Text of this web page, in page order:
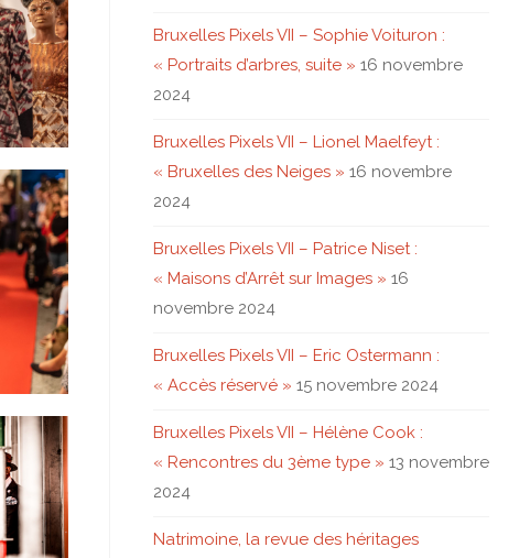
Bruxelles Pixels VII – Sophie Voituron :
« Portraits d’arbres, suite » 16 novembre
2024
Bruxelles Pixels VII – Lionel Maelfeyt :
« Bruxelles des Neiges » 16 novembre
2024
Bruxelles Pixels VII – Patrice Niset :
« Maisons d’Arrêt sur Images » 16
novembre 2024
Bruxelles Pixels VII – Eric Ostermann :
« Accès réservé » 15 novembre 2024
Bruxelles Pixels VII – Hélène Cook :
« Rencontres du 3ème type » 13 novembre
2024
Natrimoine, la revue des héritages